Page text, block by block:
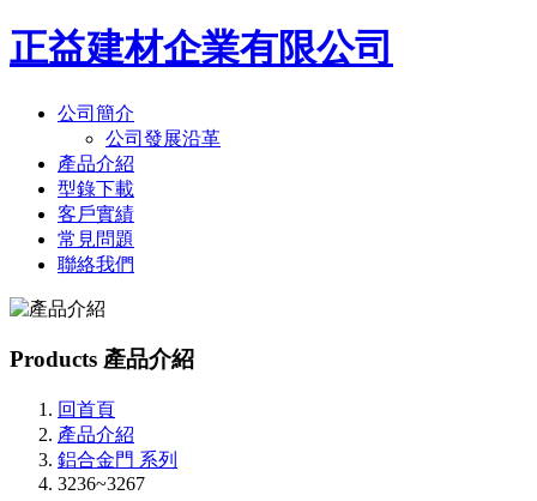
正益建材企業有限公司
公司簡介
公司發展沿革
產品介紹
型錄下載
客戶實績
常見問題
聯絡我們
Products 產品介紹
回首頁
產品介紹
鋁合金門 系列
3236~3267